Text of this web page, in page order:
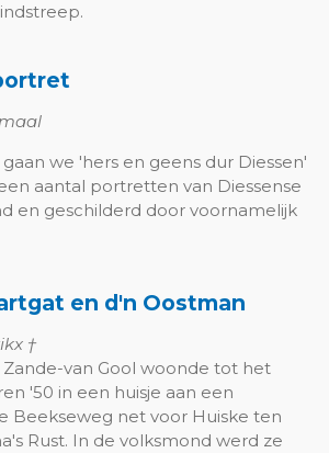
we 'hers en geens dur Diessen'
aantal portretten van Diessense
en geschilderd door voornamelijk
en d'n Oostman
†
van Gool woonde tot het
'50 in een huisje aan een
Beekseweg net voor Huiske ten
Rust. In de volksmond werd ze